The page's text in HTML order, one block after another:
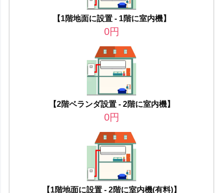
【1階地面に設置 - 1階に室内機】
0円
【2階ベランダ設置 - 2階に室内機】
0円
【1階地面に設置 - 2階に室内機(有料)】